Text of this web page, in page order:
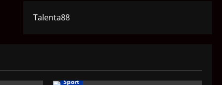
Talenta88
Sport